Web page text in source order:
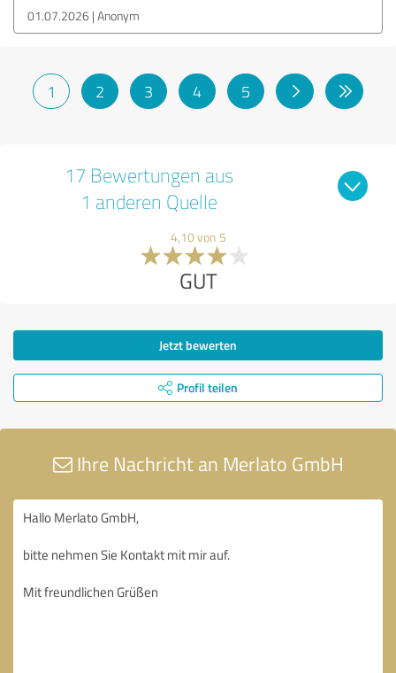
01.07.2026 Anonym
1 2 3 4 5
17 Bewertungen aus
1 anderen Quelle
4,10 von 5
GUT
Jetzt bewerten
Profil teilen
Ihre Nachricht an Merlato GmbH